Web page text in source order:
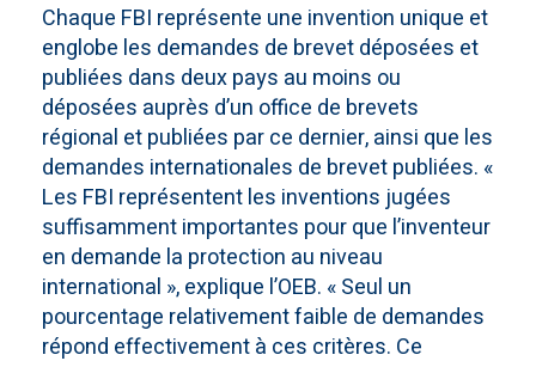
Chaque FBI représente une invention unique et
englobe les demandes de brevet déposées et
publiées dans deux pays au moins ou
déposées auprès d’un office de brevets
régional et publiées par ce dernier, ainsi que les
demandes internationales de brevet publiées. «
Les FBI représentent les inventions jugées
suffisamment importantes pour que l’inventeur
en demande la protection au niveau
international », explique l’OEB. « Seul un
pourcentage relativement faible de demandes
répond effectivement à ces critères. Ce